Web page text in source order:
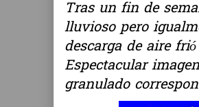
Tras un fin de
lluvioso pero
descarga de aire
Espectacular
granulado